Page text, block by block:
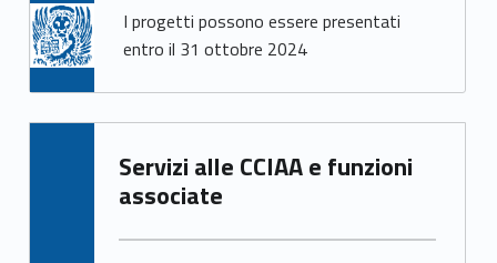
I progetti possono essere presentati
entro il 31 ottobre 2024
Servizi alle CCIAA e funzioni
associate